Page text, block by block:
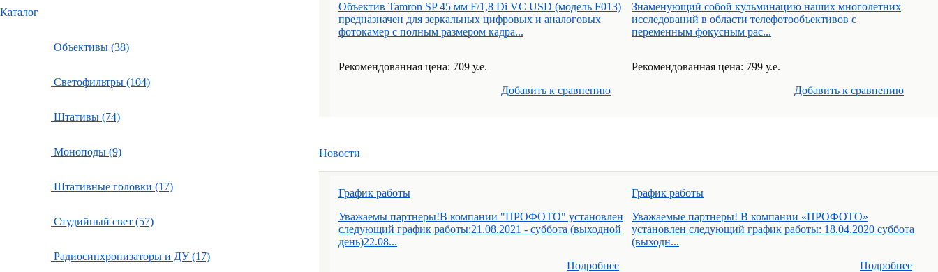
Каталог
Объективы (38)
Светофильтры (104)
Штативы (74)
Моноподы (9)
Штативные головки (17)
Студийный свет (57)
Радиосинхронизаторы и ДУ (17)
Объектив Tamron SP 45 мм F/1,8 Di VC USD (модель F013)
предназначен для зеркальных цифровых и аналоговых
фотокамер с полным размером кадра...
Рекомендованная цена: 709 у.е.
Добавить к cравнению
Знаменующий собой кульминацию наших многолетних
исследований в области телефотообъективов с
переменным фокусным рас...
Рекомендованная цена: 799 у.е.
Добавить к cравнению
Новости
График работы
Уважаемы партнеры!В компании "ПРОФОТО" установлен
следующий график работы:21.08.2021 - суббота (выходной
день)22.08...
Подробнее
График работы
Уважаемые партнеры! В компании «ПРОФОТО»
установлен следующий график работы: 18.04.2020 суббота
(выходн...
Подробнее